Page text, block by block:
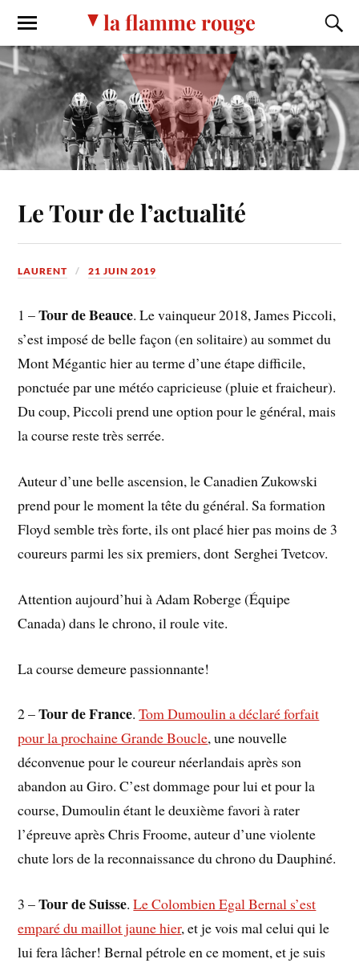
la flamme rouge
Le Tour de l’actualité
LAURENT 21 JUIN 2019
1 –Tour de Beauce. Le vainqueur 2018, James Piccoli,
s’est imposé de belle façon (en solitaire) au sommet du
Mont Mégantic hier au terme d’une étape difficile,
ponctuée par une météo capricieuse (pluie et fraicheur).
Du coup, Piccoli prend une option pour le général, mais
la course reste très serrée.
Auteur d’une belle ascension, le Canadien Zukowski
prend pour le moment la tête du général. Sa formation
Floyd semble très forte, ils ont placé hier pas moins de 3
coureurs parmi les six premiers, dont Serghei Tvetcov.
Attention aujourd’hui à Adam Roberge (Équipe
Canada) dans le chrono, il roule vite.
La course demeure passionnante!
2 –Tour de France.Tom Dumoulin a déclaré forfait
pour la prochaine Grande Boucle, une nouvelle
déconvenue pour le coureur néerlandais après son
abandon au Giro. C’est dommage pour lui et pour la
course, Dumoulin étant le deuxième favori à rater
l’épreuve après Chris Froome, auteur d’une violente
chute lors de la reconnaissance du chrono du Dauphiné.
3 –Tour de Suisse.Le Colombien Egal Bernal s’est
emparé du maillot jaune hier, et je vois mal celui qui le
lui fera lâcher! Bernal pétrole en ce moment, et je suis